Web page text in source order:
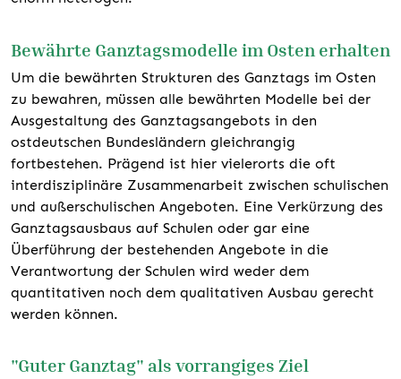
Bewährte Ganztagsmodelle im Osten erhalten
Um die bewährten Strukturen des Ganztags im Osten
zu bewahren, müssen alle bewährten Modelle bei der
Ausgestaltung des Ganztagsangebots in den
ostdeutschen Bundesländern gleichrangig
fortbestehen. Prägend ist hier vielerorts die oft
interdisziplinäre Zusammenarbeit zwischen schulischen
und außerschulischen Angeboten. Eine Verkürzung des
Ganztagsausbaus auf Schulen oder gar eine
Überführung der bestehenden Angebote in die
Verantwortung der Schulen wird weder dem
quantitativen noch dem qualitativen Ausbau gerecht
werden können.
"Guter Ganztag" als vorrangiges Ziel